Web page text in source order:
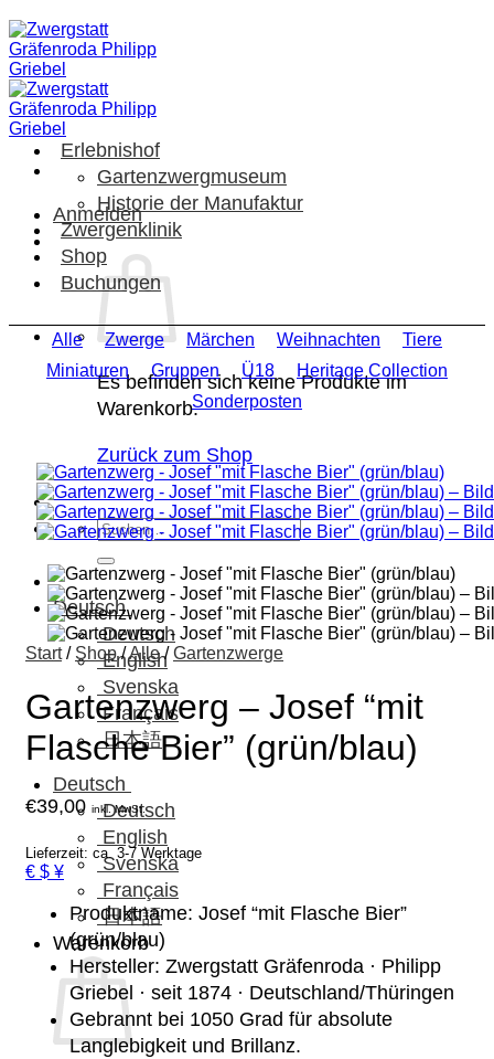
Zum
Inhalt
springen
Anmelden
Es befinden sich keine Produkte im
Warenkorb.
Zurück zum Shop
Suchen
nach:
Deutsch
Deutsch
English
Svenska
Français
日本語
Deutsch
Deutsch
English
Svenska
Français
日本語
Warenkorb
Erlebnishof
Gartenzwergmuseum
Historie der Manufaktur
Zwergenklinik
Shop
Buchungen
Alle Zwerge Märchen Weihnachten
Tiere
Miniaturen
Gruppen Ü18
Heritage Collection
Sonderposten
Start / Shop /Alle / Gartenzwerge
Gartenzwerg – Josef “mit
Flasche Bier” (grün/blau)
€39,00 inkl. MwSt.
Lieferzeit: ca. 3-7 Werktage
€ $ ¥
Produktname: Josef “mit Flasche Bier”
(grün/blau)
Hersteller: Zwergstatt Gräfenroda · Philipp
Griebel · seit 1874 · Deutschland/Thüringen
Gebrannt bei 1050 Grad für absolute
Langlebigkeit und Brillanz.